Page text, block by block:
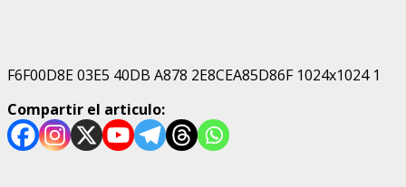
F6F00D8E 03E5 40DB A878 2E8CEA85D86F 1024x1024 1
Compartir el articulo: